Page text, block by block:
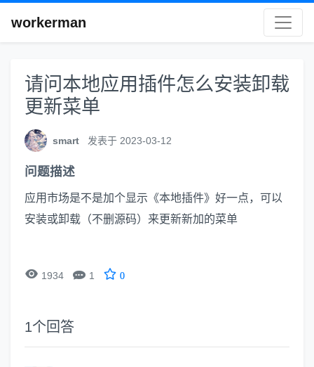
workerman
请问本地应用插件怎么安装卸载
更新菜单
smart 发表于 2023-03-12
问题描述
应用市场是不是加个显示《本地插件》好一点，可以
安装或卸载（不删源码）来更新新加的菜单
 1934  1 0
1个回答